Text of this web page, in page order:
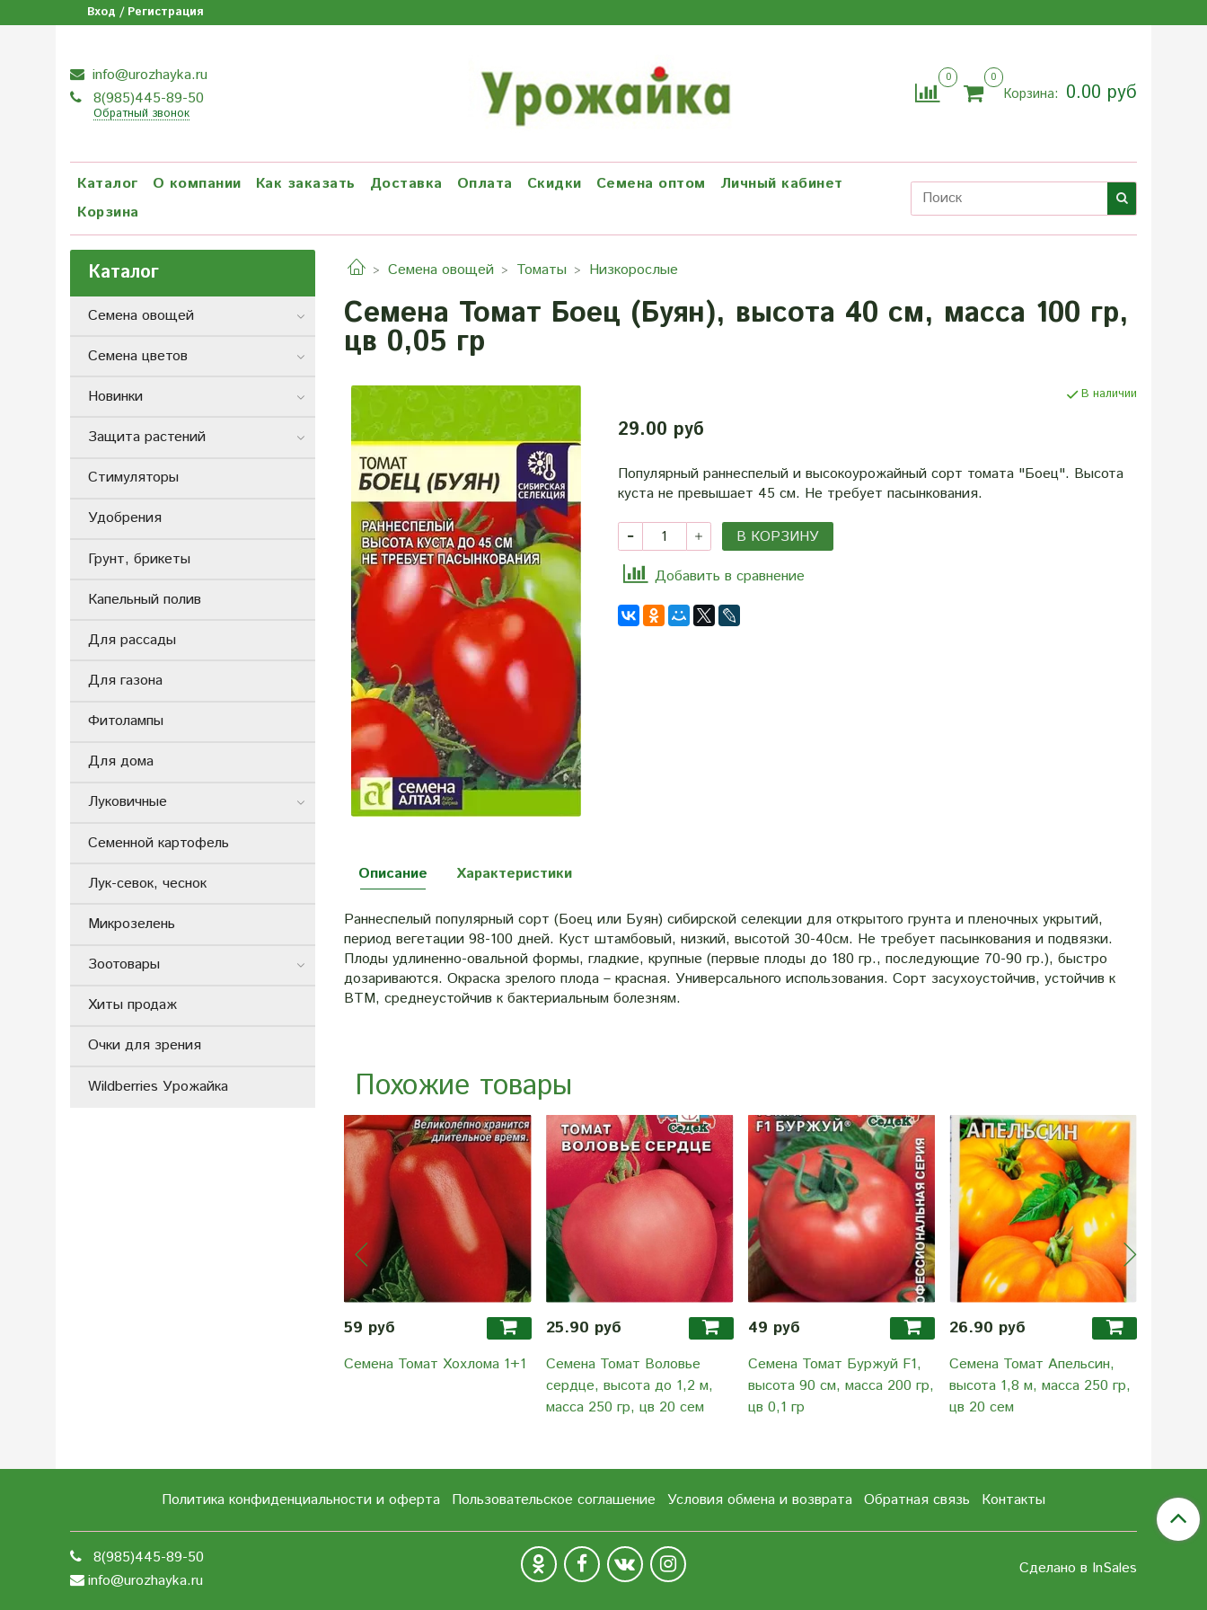
Вход / Регистрация
info@urozhayka.ru
8(985)445-89-50
Обратный звонок
0 0
Корзина: 0.00 руб
Каталог О компании Как заказать Доставка Оплата Скидки Семена оптом
Личный кабинет
Корзина
Семена овощей Томаты Низкорослые
Семена Томат Боец (Буян), высота 40 см, масса 100 гр,
цв 0,05 гр
В наличии
29.00 руб
Популярный раннеспелый и высокоурожайный сорт томата "Боец". Высота
куста не превышает 45 см. Не требует пасынкования.
В КОРЗИНУ
Добавить в сравнение
Описание
Раннеспелый популярный сорт (Боец или Буян) сибирской селекции для открытого грунта и пленочных укрытий,
период вегетации 98-100 дней. Куст штамбовый, низкий, высотой 30-40см. Не требует пасынкования и подвязки.
Плоды удлиненно-овальной формы, гладкие, крупные (первые плоды до 180 гр., последующие 70-90 гр.), быстро
дозариваются. Окраска зрелого плода – красная. Универсального использования. Сорт засухоустойчив, устойчив к
ВТМ, среднеустойчив к бактериальным болезням.
Характеристики
Похожие товары
59 руб
Семена Томат Хохлома 1+1
25.90 руб
Семена Томат Воловье
сердце, высота до 1,2 м,
масса 250 гр, цв 20 сем
49 руб
Семена Томат Буржуй F1,
высота 90 см, масса 200 гр,
цв 0,1 гр
26.90 руб
Семена Томат Апельсин,
высота 1,8 м, масса 250 гр,
цв 20 сем
Каталог
Семена овощей
Семена цветов
Новинки
Защита растений
Стимуляторы
Удобрения
Грунт, брикеты
Капельный полив
Для рассады
Для газона
Фитолампы
Для дома
Луковичные
Семенной картофель
Лук-севок, чеснок
Микрозелень
Зоотовары
Хиты продаж
Очки для зрения
Wildberries Урожайка
Политика конфиденциальности и оферта Пользовательское соглашение Условия обмена и возврата Обратная связь Контакты
8(985)445-89-50
info@urozhayka.ru
Сделано в InSales